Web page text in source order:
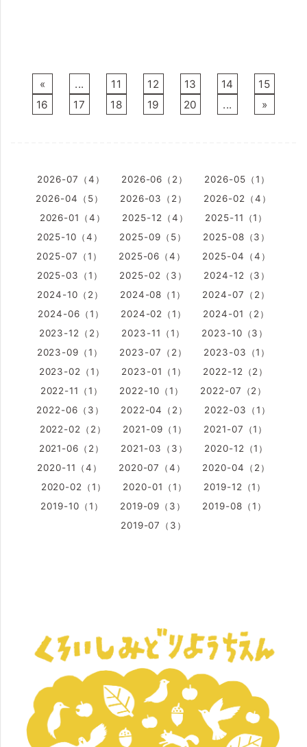
« ... 11 12 13 14
15
16
17 18 19 20 ... »
2026-07（4） 2026-06（2）
2026-05（1）
2026-04（5）
2026-03（2）
2026-02（4）
2026-01（4）
2025-12（4）
2025-11（1）
2025-10（4）
2025-09（5）
2025-08（3）
2025-07（1）
2025-06（4）
2025-04（4）
2025-03（1）
2025-02（3）
2024-12（3）
2024-10（2）
2024-08（1）
2024-07（2）
2024-06（1）
2024-02（1）
2024-01（2）
2023-12（2）
2023-11（1）
2023-10（3）
2023-09（1）
2023-07（2）
2023-03（1）
2023-02（1）
2023-01（1）
2022-12（2）
2022-11（1）
2022-10（1）
2022-07（2）
2022-06（3）
2022-04（2）
2022-03（1）
2022-02（2）
2021-09（1）
2021-07（1）
2021-06（2）
2021-03（3）
2020-12（1）
2020-11（4）
2020-07（4）
2020-04（2）
2020-02（1）
2020-01（1）
2019-12（1）
2019-10（1）
2019-09（3）
2019-08（1）
2019-07（3）